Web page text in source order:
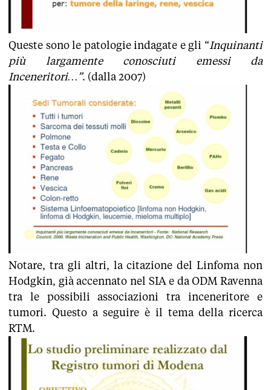
Queste sono le patologie indagate e gli “Inquinanti
più largamente conosciuti emessi da
Inceneritori…”. (dalla 2007)
Notare, tra gli altri, la citazione del Linfoma non
Hodgkin, già accennato nel SIA e da ODM Ravenna
tra le possibili associazioni tra inceneritore e
tumori. Questo a seguire è il tema della ricerca
RTM.